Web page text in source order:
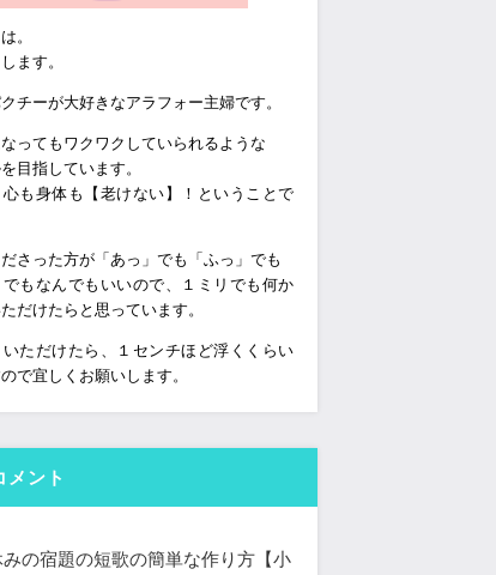
。
ます。
チーが大好きなアラフォー主婦です。
ってもワクワクしていられるような
目指しています。
心も身体も【老けない】！ということで
さった方が「あっ」でも「ふっ」でも
でもなんでもいいので、１ミリでも何か
だけたらと思っています。
いただけたら、１センチほど浮くくらい
で宜しくお願いします。
メント
みの宿題の短歌の簡単な作り方【小